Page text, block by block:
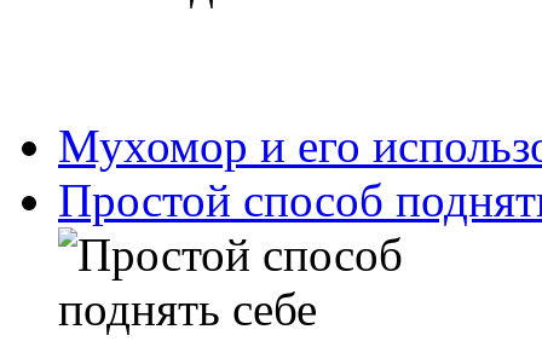
Мухомор и его
Простой способ